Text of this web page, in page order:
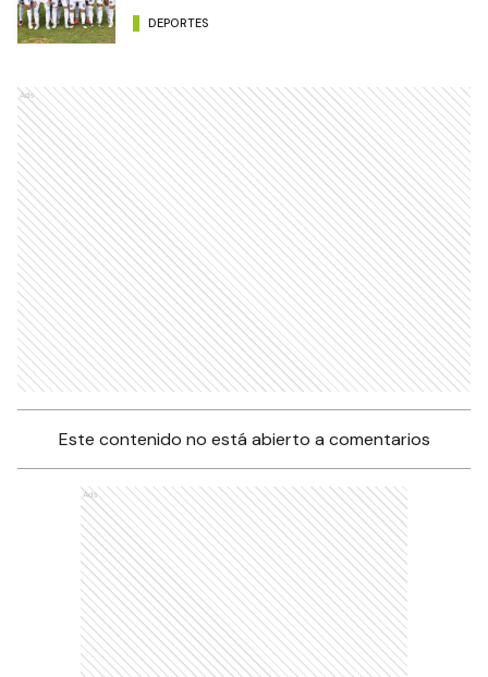
DEPORTES
Ads
Este contenido no está abierto a comentarios
Ads